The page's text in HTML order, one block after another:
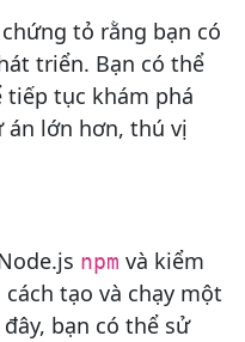
tỏ rằng bạn có
triển. Bạn có thể
tục khám phá
án lớn hơn, thú vị
npm và kiểm
tạo và chạy một
bạn có thể sử